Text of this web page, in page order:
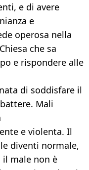
e di avere
e
operosa nella
che sa
e rispondere alle
di soddisfare il
Mali
e violenta. Il
diventi normale,
il male non è